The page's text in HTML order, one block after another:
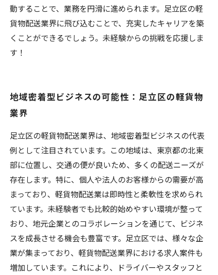
動することで、業務を円滑に進められます。足立区の軽
貨物配送業界に飛び込むことで、充実したキャリアを築
くことができるでしょう。未経験からの挑戦を応援しま
す！
地域密着型ビジネスの可能性：足立区の軽貨物
業界
足立区の軽貨物配送業界は、地域密着型ビジネスの代表
例として注目されています。この地域は、東京都の北東
部に位置し、交通の便が良いため、多くの配送ニーズが
存在します。特に、個人や法人のお客様からの需要が高
まっており、軽貨物配送業は即時性と柔軟性を求められ
ています。未経験者でも比較的始めやすい環境が整って
おり、地元企業とのコラボレーションを通じて、ビジネ
スを成長させる機会も豊富です。足立区では、様々な企
業が集まっており、軽貨物配送業界における求人案件も
増加しています。これにより、ドライバーやスタッフと